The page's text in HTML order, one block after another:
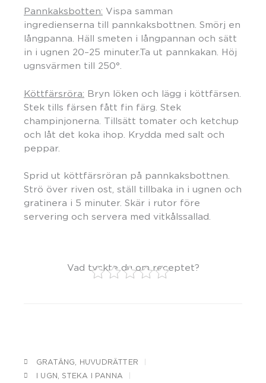
Pannkaksbotten: Vispa samman
ingredienserna till pannkaksbottnen. Smörj en
långpanna. Häll smeten i långpannan och sätt
in i ugnen 20–25 minuter.Ta ut pannkakan. Höj
ugnsvärmen till 250°.
Köttfärsröra: Bryn löken och lägg i köttfärsen.
Stek tills färsen fått fin färg. Stek
champinjonerna. Tillsätt tomater och ketchup
och låt det koka ihop. Krydda med salt och
peppar.
Sprid ut köttfärsröran på pannkaksbottnen.
Strö över riven ost, ställ tillbaka in i ugnen och
gratinera i 5 minuter. Skär i rutor före
servering och servera med vitkålssallad.
Vad tyckte du om receptet?
GRATÄNG
HUVUDRÄTTER
I UGN
STEKA I PANNA